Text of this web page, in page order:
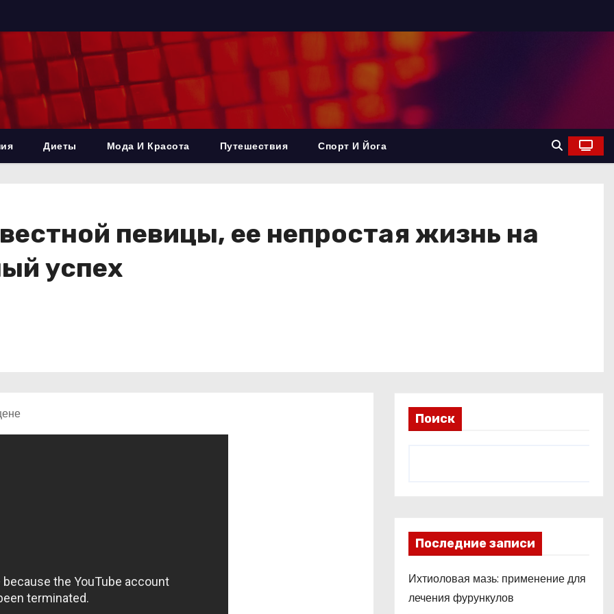
Диеты Мода И Красота Путешествия Спорт И Йога
певицы, ее непростая жизнь на
успех
Поиск
Последние записи
Ихтиоловая мазь: применение для
лечения фурункулов